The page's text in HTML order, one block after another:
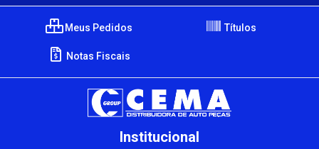
Meus Pedidos Títulos
Notas Fiscais
Institucional